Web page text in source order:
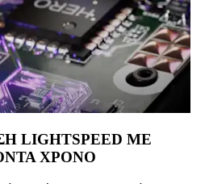
LIGHTSPEED ΜΕ
ΧΡΟΝΟ